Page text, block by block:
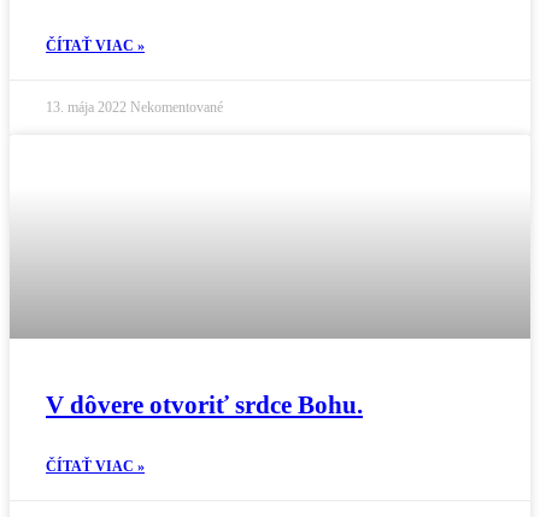
ČÍTAŤ VIAC »
13. mája 2022 Nekomentované
V dôvere otvoriť srdce Bohu.
ČÍTAŤ VIAC »